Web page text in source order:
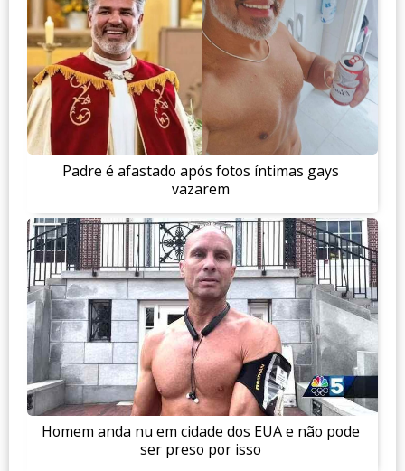
Padre é afastado após fotos íntimas gays
vazarem
Homem anda nu em cidade dos EUA e não pode
ser preso por isso